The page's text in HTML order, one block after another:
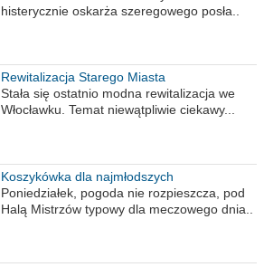
histerycznie oskarża szeregowego posła..
Rewitalizacja Starego Miasta
Stała się ostatnio modna rewitalizacja we
Włocławku. Temat niewątpliwie ciekawy...
Koszykówka dla najmłodszych
Poniedziałek, pogoda nie rozpieszcza, pod
Halą Mistrzów typowy dla meczowego dnia..